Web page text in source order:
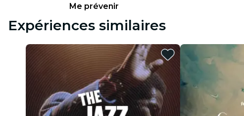
Me prévenir
Expériences similaires